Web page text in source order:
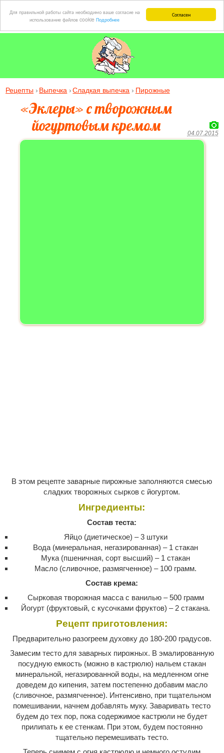
Согласен
Для правильной работы сайта необходимо ваше согласие на
использование файлов cookie Подробнее
Рецепты Выпечка Сладкая выпечка Пирожные
«Эклеры» с творожным
йогуртовым кремом
04.07.2015
В этом рецепте заварные пирожные заполняются смесью
сладких творожных сырков с йогуртом.
Ингредиенты:
Состав теста:
Яйцо (диетическое) – 3 штуки
Вода (минеральная, негазированная) – 1 стакан
Мука (пшеничная, сорт высший) – 1 стакан
Масло (сливочное, размягченное) – 100 грамм.
Состав крема:
Сырковая творожная масса с ванилью – 500 грамм
Йогурт (фруктовый, с кусочками фруктов) – 2 стакана.
Рецепт приготовления:
Предварительно разогреем духовку до 180-200 градусов.
Замесим тесто для заварных пирожных. В эмалированную
посудную емкость (можно в кастрюлю) нальем стакан
минеральной, негазированной воды, на медленном огне
доведем до кипения, затем постепенно добавим масло
(сливочное, размягченное). Интенсивно, при тщательном
помешивании, начнем добавлять муку. Заваривать тесто
будем до тех пор, пока содержимое кастрюли не будет
прилипать к ее стенкам. При этом, будем постоянно
тщательно перемешивать тесто.